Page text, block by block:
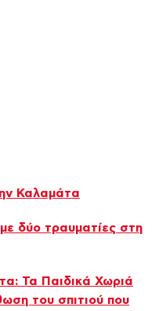
Καλαμάτα
δύο τραυματίες στη
Τα Παιδικά Χωριά
του σπιτιού που